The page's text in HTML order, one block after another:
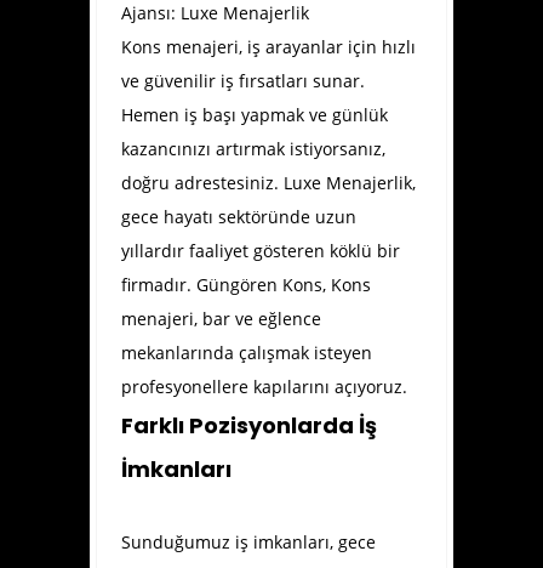
Ajansı: Luxe Menajerlik
Kons menajeri, iş arayanlar için hızlı
ve güvenilir iş fırsatları sunar.
Hemen iş başı yapmak ve günlük
kazancınızı artırmak istiyorsanız,
doğru adrestesiniz. Luxe Menajerlik,
gece hayatı sektöründe uzun
yıllardır faaliyet gösteren köklü bir
firmadır. Güngören Kons, Kons
menajeri, bar ve eğlence
mekanlarında çalışmak isteyen
profesyonellere kapılarını açıyoruz.
Farklı Pozisyonlarda İş
İmkanları
Sunduğumuz iş imkanları, gece